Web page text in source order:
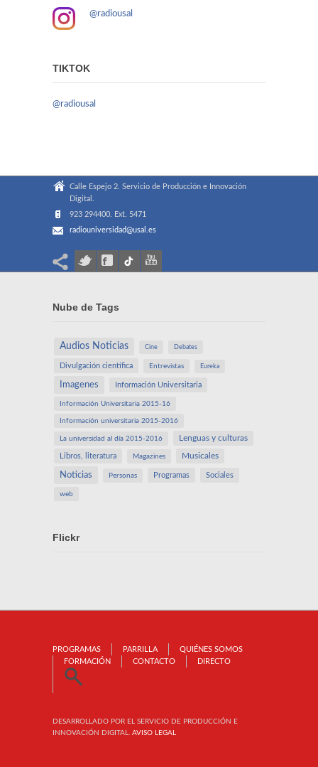
@radiousal
TIKTOK
@radiousal
Calle Espejo 2. Servicio de Producción e Innovación
Digital.
923 294400. Ext. 5471
radiouniversidad@usal.es
Nube de Tags
Audios Noticias Cine Debates
Divulgación científica Entrevistas Eureka
Imagenes Información Universitaria
Información Universitaria 2015-16
Información universitaria 2015-2016
La universidad al día 2015-2016 Lenguas y culturas
Libros, literatura Magazines Musicales
Noticias Personas Programas Sociales
web
Flickr
PROGRAMAS PARRILLA
QUIÉNES SOMOS
FORMACIÓN
CONTACTO DIRECTO
DESARROLLADO POR EL SERVICIO DE PRODUCCIÓN E
INNOVACIÓN DIGITAL. AVISO LEGAL